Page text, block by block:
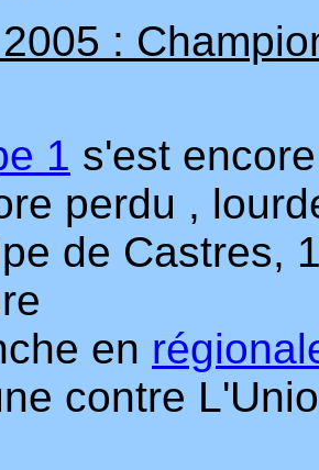
:
1 s'est
perdu ,
de Castres,
en
contre